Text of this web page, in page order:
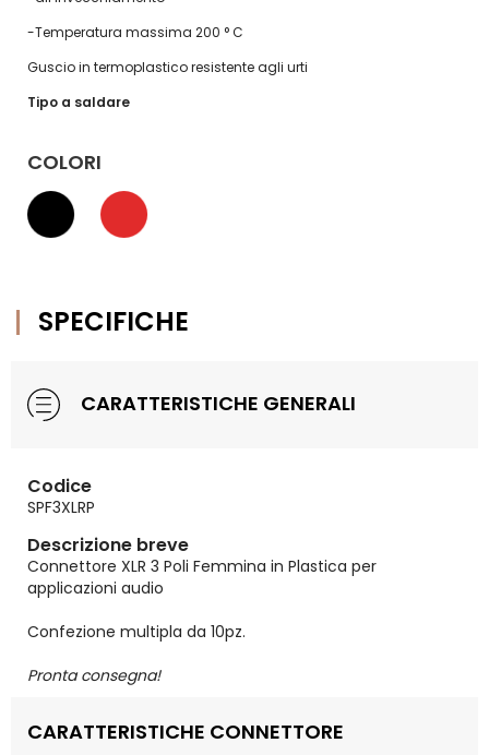
-Temperatura massima 200 ° C
Guscio in termoplastico resistente agli urti
Tipo a saldare
COLORI
SPECIFICHE
CARATTERISTICHE GENERALI
Codice
SPF3XLRP
Descrizione breve
Connettore XLR 3 Poli Femmina in Plastica per
applicazioni audio
Confezione multipla da 10pz.
Pronta consegna!
CARATTERISTICHE CONNETTORE